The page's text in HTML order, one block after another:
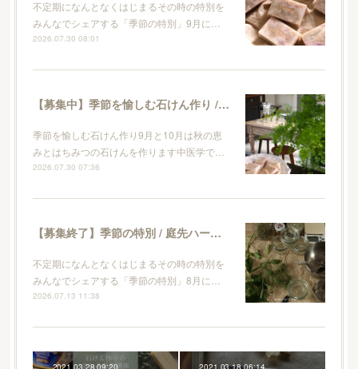
不定期になんとなくはじまるその時の特別を
みんなでシェアする「季節の特別」9月に…
2026.07.30 08:01
【募集中】季節を愉しむ石けん作り / 9・10月 秋の恵みとはちみつの石けん
季節を愉しむ石けん作り9月と10月は秋の恵
みとはちみつの石けんを作ります中医学で…
2026.07.30 07:36
【募集終了】季節の特別 / 庭先ハーブとレモンのキッチンソープ作り
不定期になんとなくはじまるその時の特別を
みんなでシェアする「季節の特別」8月に…
2026.07.13 11:38
2021.03.28 09:20 2021.03.18 06:14